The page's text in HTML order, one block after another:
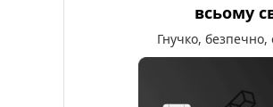
всьому
Гнучко,